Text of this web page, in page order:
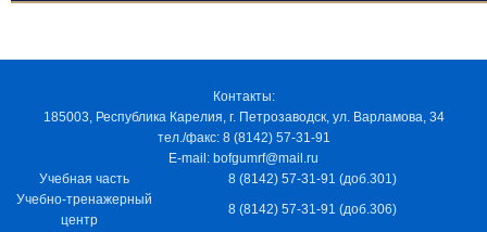
Контакты:
185003, Республика Карелия, г. Петрозаводск, ул. Варламова, 34
тел./факс: 8 (8142) 57-31-91
E-mail: bofgumrf@mail.ru
Учебная часть
8 (8142) 57-31-91 (доб.301)
Учебно-тренажерный
центр
8 (8142) 57-31-91 (доб.306)